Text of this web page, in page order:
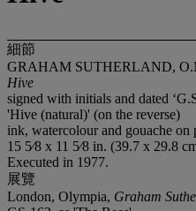
細節
GRAHAM SUTHERLAND,
Hive
signed with initials and dated
'Hive (natural)' (on the reverse)
ink, watercolour and gouache on
15 5⁄8 x 11 5⁄8 in. (39.7 x 29.8
Executed in 1977.
展覽
London, Olympia, Graham